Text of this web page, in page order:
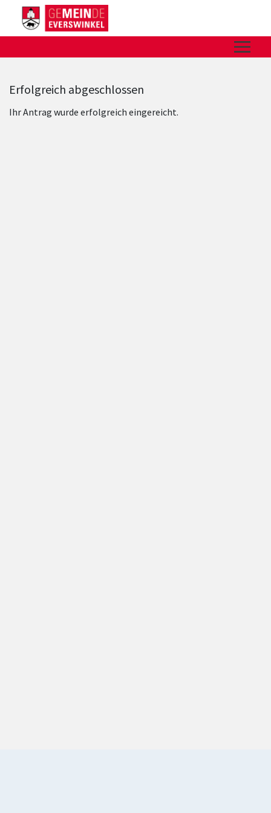
Zum Header
Zum Hauptinhalt
Zum Footer
Zum Hauptinhalt springen
Erfolgreich abgeschlossen
Ihr Antrag wurde erfolgreich eingereicht.